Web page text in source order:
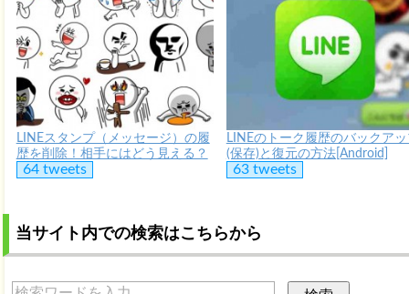
LINEスタンプ（メッセージ）の履
歴を削除！相手にはどう見える？
64 tweets
LINEのトーク履歴のバックア
(保存)と復元の方法[Android]
63 tweets
当サイト内での検索はこちらから